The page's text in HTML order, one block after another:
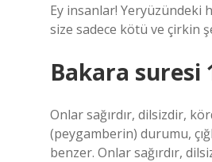
Ey insanlar! Yeryüzündeki
size sadece kötü ve çirkin
Bakara suresi
Onlar sağırdır, dilsizdir,
(peygamberin) durumu,
benzer. Onlar sağırdır,